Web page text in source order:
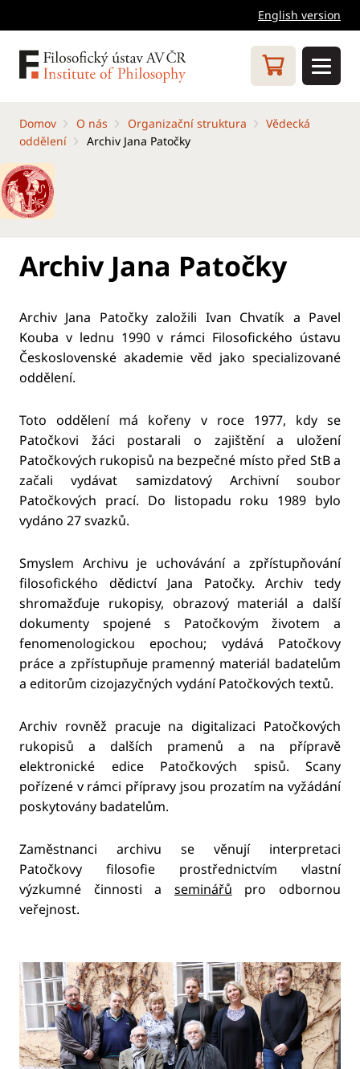
English version
Domov O nás Organizační struktura
Vědecká
oddělení
Archiv Jana Patočky
Archiv Jana Patočky
Archiv Jana Patočky založili Ivan Chvatík a Pavel
Kouba v lednu 1990 v rámci Filosofického ústavu
Československé akademie věd jako specializované
oddělení.
Toto oddělení má kořeny v roce 1977, kdy se
Patočkovi žáci postarali o zajištění a uložení
Patočkových rukopisů na bezpečné místo před StB a
začali vydávat samizdatový Archivní soubor
Patočkových prací. Do listopadu roku 1989 bylo
vydáno 27 svazků.
Smyslem Archivu je uchovávání a zpřístupňování
filosofického dědictví Jana Patočky. Archiv tedy
shromažďuje rukopisy, obrazový materiál a další
dokumenty spojené s Patočkovým životem a
fenomenologickou epochou; vydává Patočkovy
práce a zpřístupňuje pramenný materiál badatelům
a editorům cizojazyčných vydání Patočkových textů.
Archiv rovněž pracuje na digitalizaci Patočkových
rukopisů a dalších pramenů a na přípravě
elektronické edice Patočkových spisů. Scany
pořízené v rámci přípravy jsou prozatím na vyžádání
poskytovány badatelům.
Zaměstnanci archivu se věnují interpretaci
Patočkovy filosofie prostřednictvím vlastní
výzkumné činnosti a seminářů pro odbornou
veřejnost.